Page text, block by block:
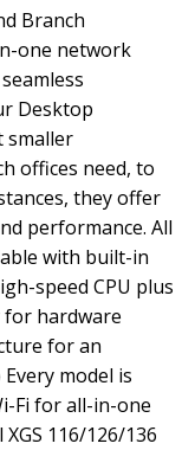
Branch
one network
Desktop
smaller
offices need, to
they offer
performance. All
with built-in
speed CPU plus
for hardware
for an
model is
Fi for all-in-one
116/126/136